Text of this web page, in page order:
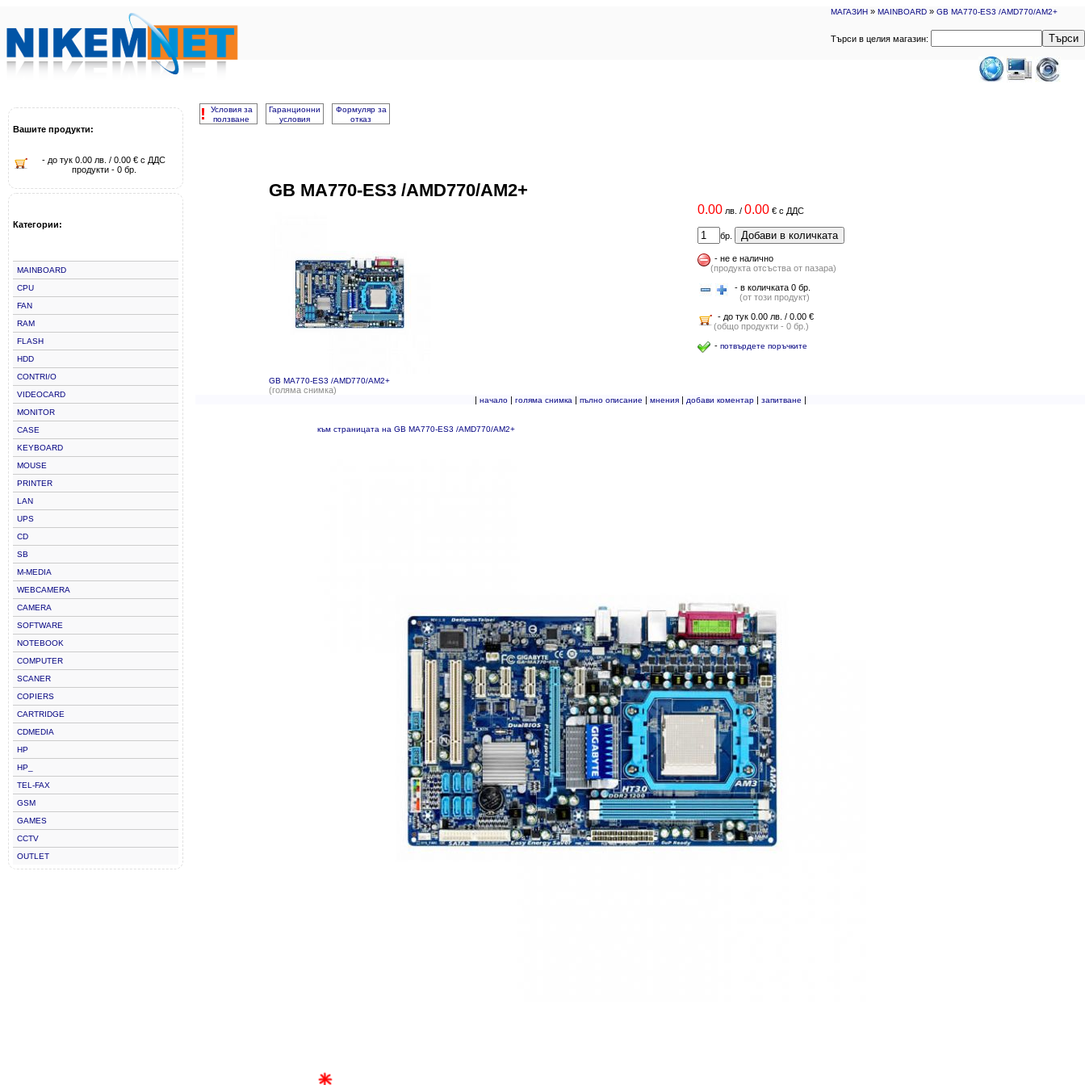
МАГАЗИН » MAINBOARD » GB MA770-ES3 /AMD770/AM2+
Търси в целия магазин: Търси
Вашите продукти:
- до тук 0.00 лв. / 0.00 € с ДДС
продукти - 0 бр.
Категории:
MAINBOARD
CPU
FAN
RAM
FLASH
HDD
CONTRI/O
VIDEOCARD
MONITOR
CASE
KEYBOARD
MOUSE
PRINTER
LAN
UPS
CD
SB
M-MEDIA
WEBCAMERA
CAMERA
SOFTWARE
NOTEBOOK
COMPUTER
SCANER
COPIERS
CARTRIDGE
CDMEDIA
HP
HP_
TEL-FAX
GSM
GAMES
CCTV
OUTLET
!
Условия за
ползване
Гаранционни
условия
Формуляр за
отказ
GB MA770-ES3 /AMD770/AM2+
GB MA770-ES3 /AMD770/AM2+
(голяма снимка)
0.00 лв. / 0.00 €с ДДС
бр. Добави в количката
- не е налично
(продукта отсъства от пазара)
- в количката 0 бр.
(от този продукт)
- до тук 0.00 лв. / 0.00 €
(общо продукти - 0 бр.)
- потвърдете поръчките
| начало| голяма снимка | пълно описание | мнения| добави коментар| запитване |
към страницата на GB MA770-ES3 /AMD770/AM2+